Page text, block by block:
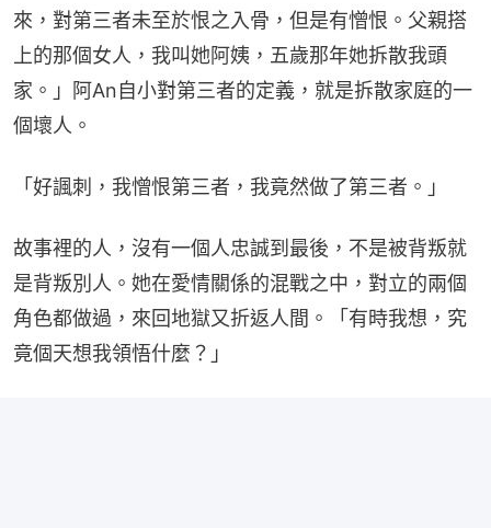
來，對第三者未至於恨之入骨，但是有憎恨。父親搭
上的那個女人，我叫她阿姨，五歲那年她拆散我頭
家。」阿An自小對第三者的定義，就是拆散家庭的一
個壞人。
「好諷刺，我憎恨第三者，我竟然做了第三者。」
故事裡的人，沒有一個人忠誠到最後，不是被背叛就
是背叛別人。她在愛情關係的混戰之中，對立的兩個
角色都做過，來回地獄又折返人間。「有時我想，究
竟個天想我領悟什麼？」